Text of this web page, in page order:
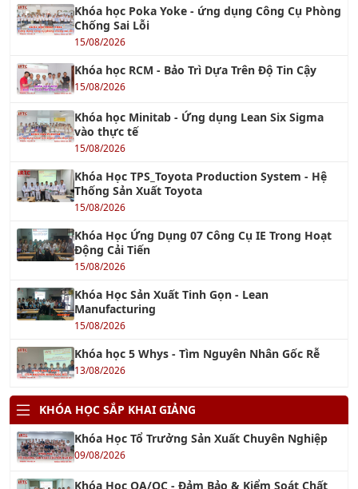
Khóa học RCM - Bảo Trì Dựa Trên Độ Tin Cậy
15/08/2026
Khóa học Minitab - Ứng dụng Lean Six Sigma
vào thực tế
Khóa Học TPS_Toyota Production System - Hệ
Thống Sản Xuất Toyota
Khóa Học Ứng Dụng 07 Công Cụ IE Trong Hoạt
Động Cải Tiến
Khóa Học Sản Xuất Tinh Gọn - Lean
Manufacturing
Khóa học 5 Whys - Tìm Nguyên Nhân Gốc Rễ
13/08/2026
KHÓA HỌC SẮP KHAI GIẢNG
09/08/2026
Khóa Học QA/QC - Đảm Bảo & Kiểm Soát Chất
Lượng